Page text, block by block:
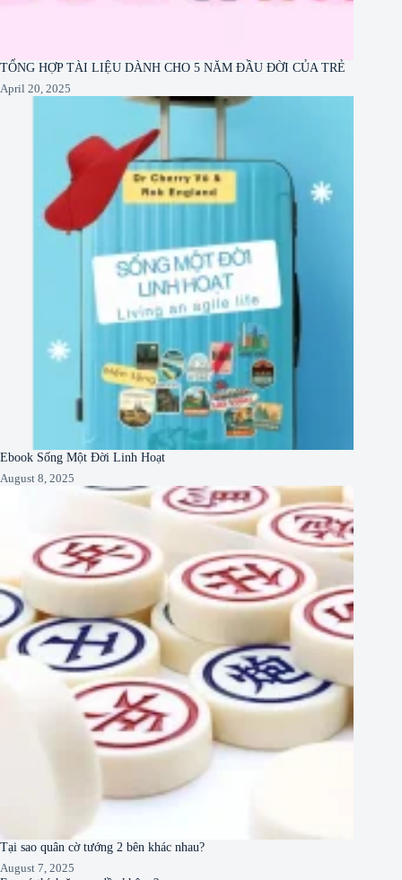
TỔNG HỢP TÀI LIỆU DÀNH CHO 5 NĂM ĐẦU ĐỜI CỦA TRẺ
April 20, 2025
Ebook Sống Một Đời Linh Hoạt
August 8, 2025
Tại sao quân cờ tướng 2 bên khác nhau?
August 7, 2025